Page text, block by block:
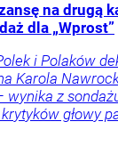
na drugą
dla „Wprost”
i Polaków
Karola
z
krytyków głowy